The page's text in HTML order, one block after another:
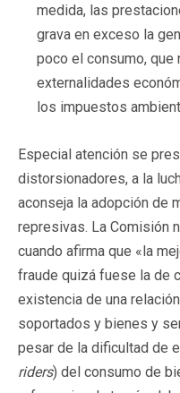
medida, las
grava en exceso la
poco el consumo, que
externalidades
los impuestos
Especial atención se
distorsionadores, a la
aconseja la adopción de
represivas. La Comisión
cuando afirma que «la
fraude quizá fuese la de
existencia de una
soportados y bienes y
pesar de la dificultad de
riders) del consumo de